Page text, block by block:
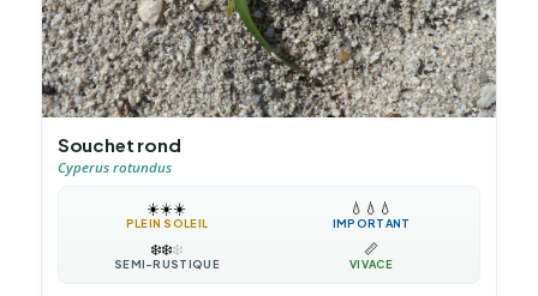
Souchet rond
Cyperus rotundus
☀️☀️☀️
PLEIN SOLEIL
💧 💧 💧
IMPORTANT
❄️❄️❄️
SEMI-RUSTIQUE
📏
VIVACE